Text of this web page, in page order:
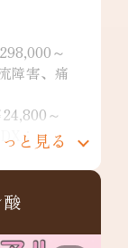
～
障害、痛
～
：
血・発
れ・硬結
っと見る